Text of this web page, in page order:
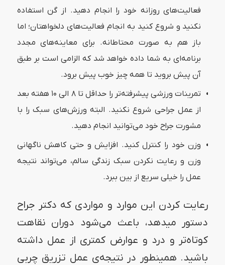
فعالیت‌های روزانه خود را انجام دهید. از گن استفاده
نکنید و شروع کنید به انجام فعالیت‌های دلخواهتان؛ اما
باز هم به صورت محتاطانه. برای معاینه‌های مجدد
برنامه‌ای به شما داده خواهد شد که الزامی است بر طبق
آن پیش بروید تا همه چیز خوب پیش برود.
تمرینات ورزشی پیشرفته‌تر را حداقل تا ۸ الی ۱۰ هفته بعد
از عمل جراحی شروع نکنید. البته ورزش‌های سبک را با
مشورت جراح خود می‌توانید انجام دهید.
وزن خود را کنترل کنید. افزایش و حتی کاهش ناگهانی
وزن و رعایت نکردن سبک زندگی سالم، می‌تواند نتیجه
عمل را خیلی سریع از بین ببرد.
رعایت کردن این موارد و مواردی که دکتر جراح
دستور میدهد، باعث می‌شود دوران نقاهت
کوتاه‌تر و درد و عوارض کمتری از عمل داشته
باشید. همینطور در نتیجه‌ی عمل تزریق چربی